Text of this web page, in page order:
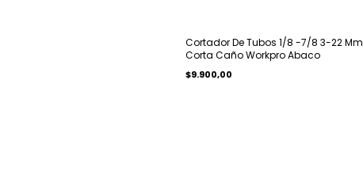
Cortador De Tubos 1/8 -7/8 3-22 Mm
Corta Caño Workpro Abaco
$9.900,00